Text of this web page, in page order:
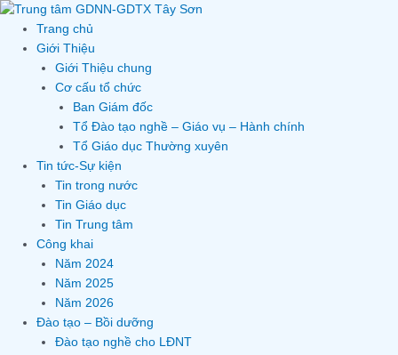
Skip
content
Trang chủ
Giới Thiệu
Giới Thiệu chung
Cơ cấu tổ chức
Ban Giám đốc
Tổ Đào tạo nghề – Giáo vụ – Hành chính
Tổ Giáo dục Thường xuyên
Tin tức-Sự kiện
Tin trong nước
Tin Giáo dục
Tin Trung tâm
Công khai
Năm 2024
Năm 2025
Năm 2026
Đào tạo – Bồi dưỡng
Đào tạo nghề cho LĐNT